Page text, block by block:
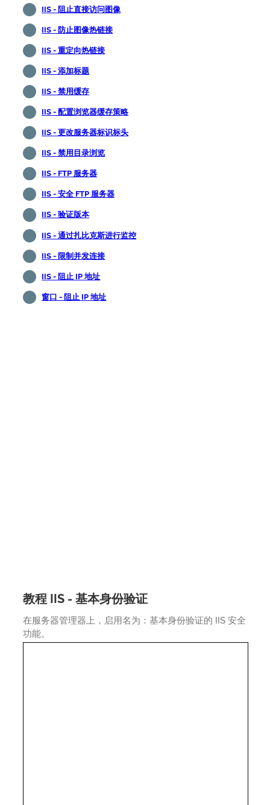
IIS - 阻止直接访问图像
IIS - 防止图像热链接
IIS - 重定向热链接
IIS - 添加标题
IIS - 禁用缓存
IIS - 配置浏览器缓存策略
IIS - 更改服务器标识标头
IIS - 禁用目录浏览
IIS - FTP 服务器
IIS - 安全 FTP 服务器
IIS - 验证版本
IIS - 通过扎比克斯进行监控
IIS - 限制并发连接
IIS - 阻止 IP 地址
窗口 - 阻止 IP 地址
教程 IIS - 基本身份验证
在服务器管理器上，启用名为：基本身份验证的 IIS 安全
功能。